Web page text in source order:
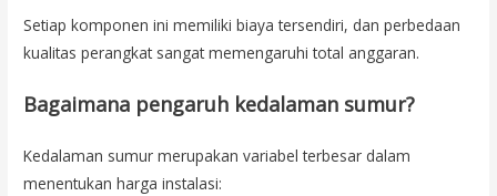
Setiap komponen ini memiliki biaya tersendiri, dan perbedaan
kualitas perangkat sangat memengaruhi total anggaran.
Bagaimana pengaruh kedalaman sumur?
Kedalaman sumur merupakan variabel terbesar dalam
menentukan harga instalasi: